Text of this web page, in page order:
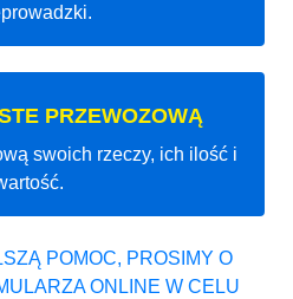
PRZEWOZOWĄ
swoich rzeczy, ich ilość i
POMOC, PROSIMY O
ONLINE W CELU